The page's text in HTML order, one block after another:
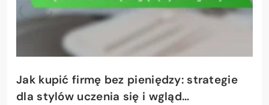
Jak kupić firmę bez pieniędzy: strategie
dla stylów uczenia się i wgląd